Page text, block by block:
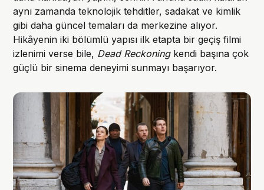
aynı zamanda teknolojik tehditler, sadakat ve kimlik
gibi daha güncel temaları da merkezine alıyor.
Hikâyenin iki bölümlü yapısı ilk etapta bir geçiş filmi
izlenimi verse bile, Dead Reckoningkendi başına çok
güçlü bir sinema deneyimi sunmayı başarıyor.